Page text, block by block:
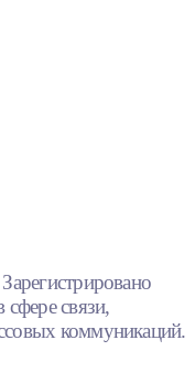
связи,
коммуникаций.